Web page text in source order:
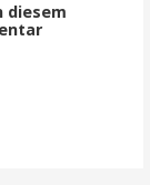
diesem